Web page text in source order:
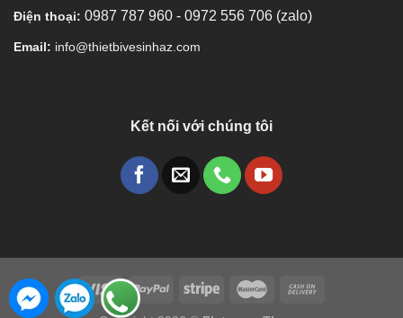
Điện thoại: 0987 787 960 - 0972 556 706 (zalo)
Email: info@thietbivesinhaz.com
Kết nối với chúng tôi